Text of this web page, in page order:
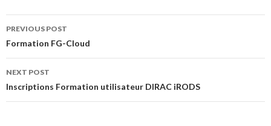
Post
navigation
PREVIOUS POST
Formation FG-Cloud
NEXT POST
Inscriptions Formation utilisateur DIRAC iRODS